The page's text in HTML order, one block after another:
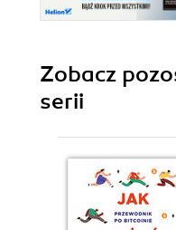
Zobacz
serii